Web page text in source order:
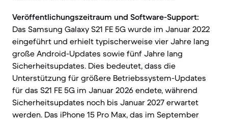
Veröffentlichungszeitraum und Software-Support:
Das Samsung Galaxy S21 FE 5G wurde im Januar 2022
eingeführt und erhielt typischerweise vier Jahre lang
große Android-Updates sowie fünf Jahre lang
Sicherheitsupdates. Dies bedeutet, dass die
Unterstützung für größere Betriebssystem-Updates
für das S21 FE 5G im Januar 2026 endete, während
Sicherheitsupdates noch bis Januar 2027 erwartet
werden. Das iPhone 15 Pro Max, das im September